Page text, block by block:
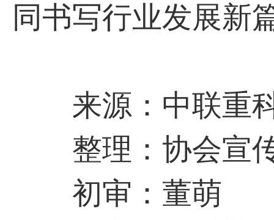
同书写行业发展新
来源：中联重
整理：协会宣
初审：董萌